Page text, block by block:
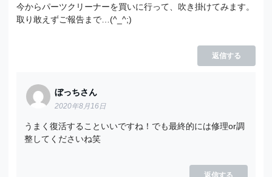
今からパーツクリーナーを買いに行って、吹き掛けてみます。
取り敢えずご報告まで…(^_^;)
返信する
ぼっちさん
2020年8月16日
うまく復活することいいですね！でも最終的には修理or調
整してくださいね笑
返信する